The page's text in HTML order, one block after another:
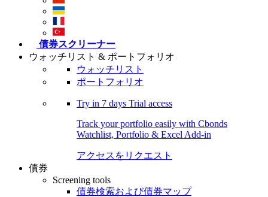
債券スクリーナー
ウォッチリスト & ポートフォリオ
ウォッチリスト
ポートフォリオ
Try in 7 days Trial access
Track your portfolio easily with Cbonds
Watchlist, Portfolio & Excel Add-in
アクセスをリクエスト
債券
Screening tools
債券検索および債券マップ